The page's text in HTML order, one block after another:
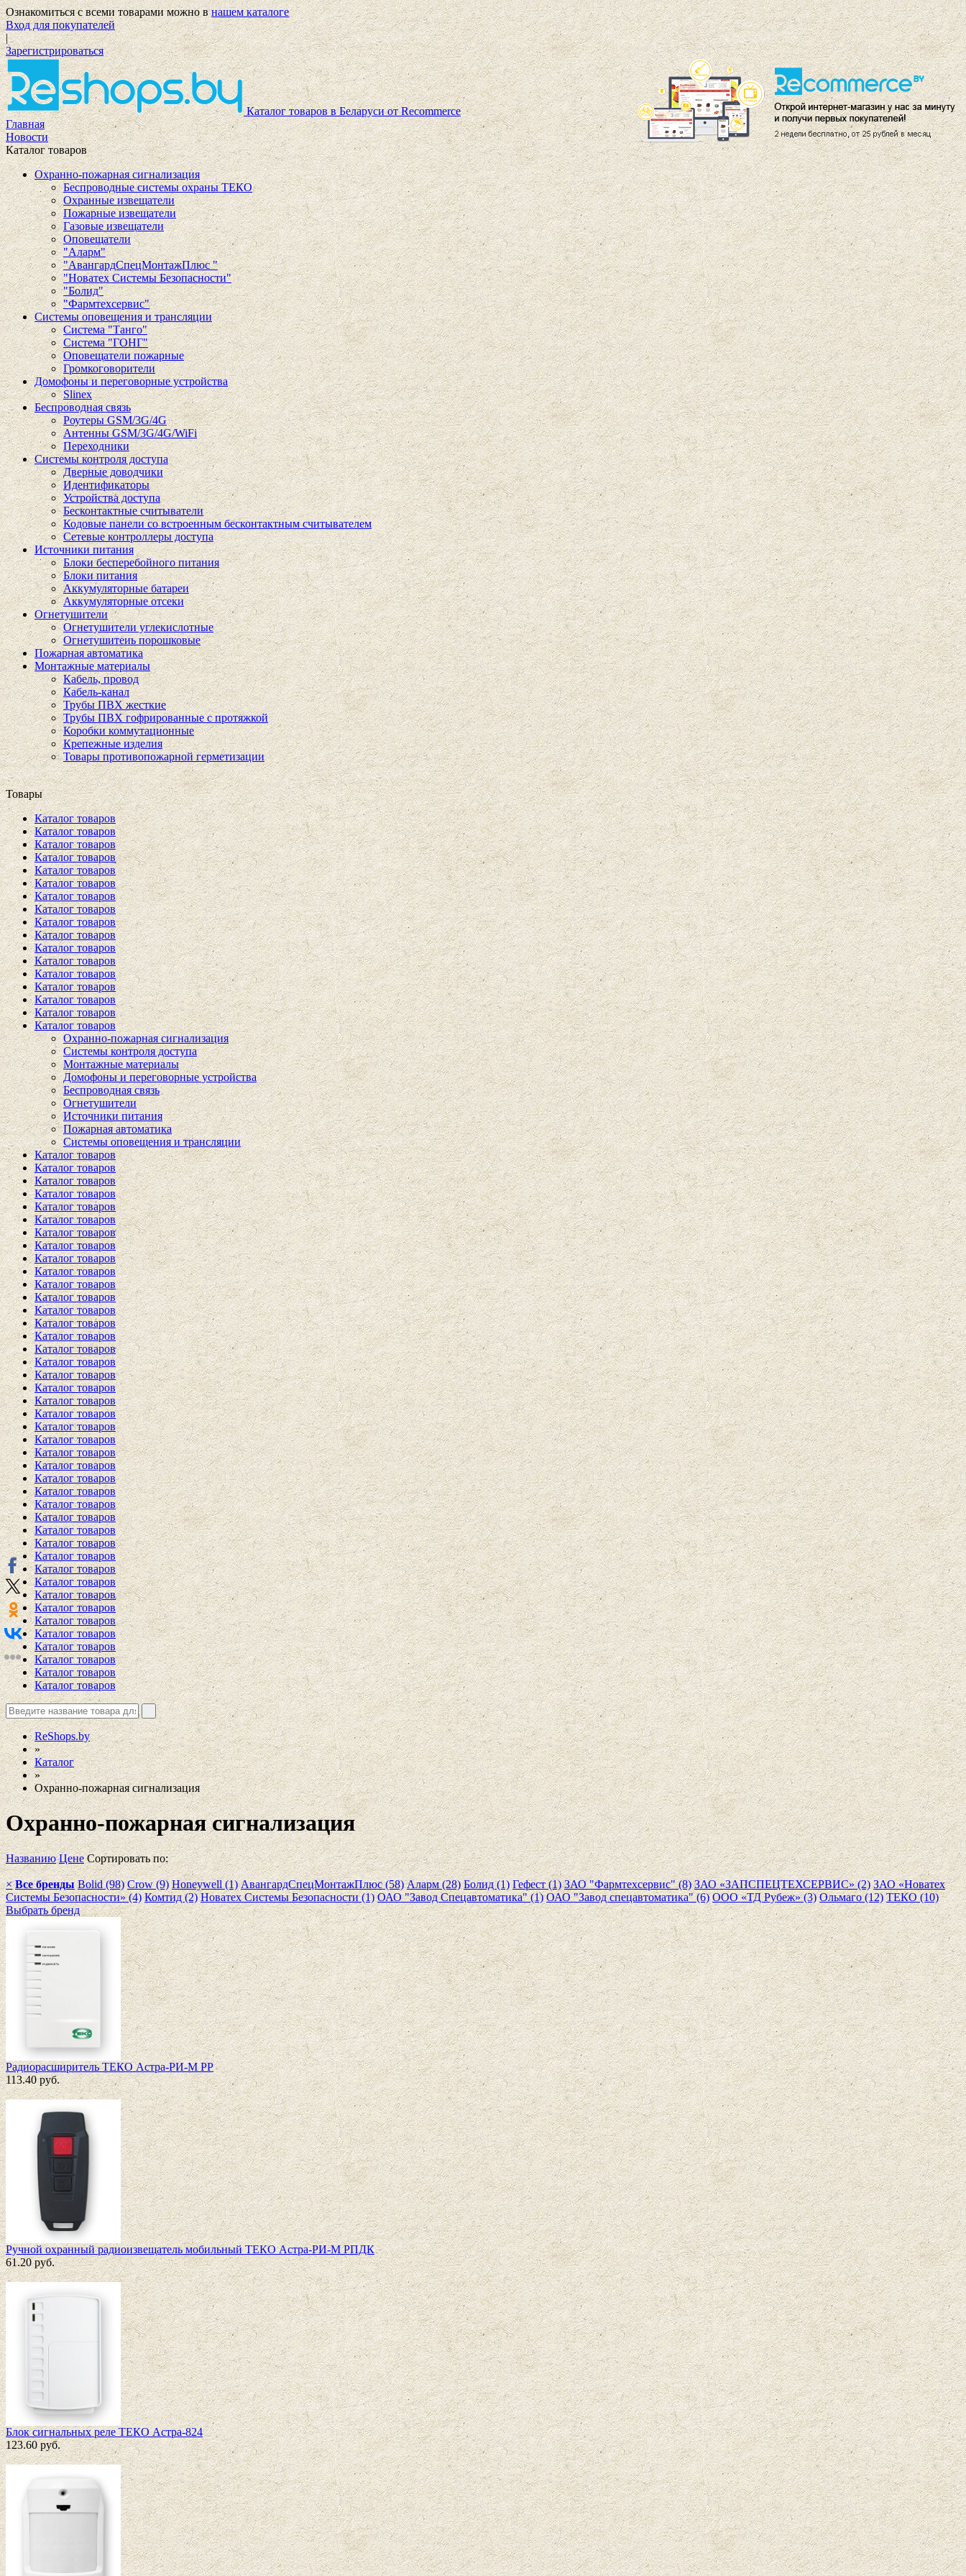
Ознакомиться с всеми товарами можно внашем каталоге
Вход для покупателей
|
Зарегистрироваться
Каталог товаров в Беларуси от Recommerce
Главная
Новости
Каталог товаров
Охранно-пожарная сигнализация
Беспроводные системы охраны ТЕКО
Охранные извещатели
Пожарные извещатели
Газовые извещатели
Оповещатели
"Аларм"
"АвангардСпецМонтажПлюс "
"Новатех Системы Безопасности"
"Болид"
"Фармтехсервис"
Системы оповещения и трансляции
Система "Танго"
Система "ГОНГ"
Оповещатели пожарные
Громкоговорители
Домофоны и переговорные устройства
Slinex
Беспроводная связь
Роутеры GSM/3G/4G
Антенны GSM/3G/4G/WiFi
Переходники
Системы контроля доступа
Дверные доводчики
Идентификаторы
Устройства доступа
Бесконтактные считыватели
Кодовые панели со встроенным бесконтактным считывателем
Сетевые контроллеры доступа
Источники питания
Блоки бесперебойного питания
Блоки питания
Аккумуляторные батареи
Аккумуляторные отсеки
Огнетушители
Огнетушители углекислотные
Огнетушитеиь порошковые
Пожарная автоматика
Монтажные материалы
Кабель, провод
Кабель-канал
Трубы ПВХ жесткие
Трубы ПВХ гофрированные с протяжкой
Коробки коммутационные
Крепежные изделия
Товары противопожарной герметизации
Товары
Каталог товаров
Каталог товаров
Каталог товаров
Каталог товаров
Каталог товаров
Каталог товаров
Каталог товаров
Каталог товаров
Каталог товаров
Каталог товаров
Каталог товаров
Каталог товаров
Каталог товаров
Каталог товаров
Каталог товаров
Каталог товаров
Каталог товаров
Охранно-пожарная сигнализация
Системы контроля доступа
Монтажные материалы
Домофоны и переговорные устройства
Беспроводная связь
Огнетушители
Источники питания
Пожарная автоматика
Системы оповещения и трансляции
Каталог товаров
Каталог товаров
Каталог товаров
Каталог товаров
Каталог товаров
Каталог товаров
Каталог товаров
Каталог товаров
Каталог товаров
Каталог товаров
Каталог товаров
Каталог товаров
Каталог товаров
Каталог товаров
Каталог товаров
Каталог товаров
Каталог товаров
Каталог товаров
Каталог товаров
Каталог товаров
Каталог товаров
Каталог товаров
Каталог товаров
Каталог товаров
Каталог товаров
Каталог товаров
Каталог товаров
Каталог товаров
Каталог товаров
Каталог товаров
Каталог товаров
Каталог товаров
Каталог товаров
Каталог товаров
Каталог товаров
Каталог товаров
Каталог товаров
Каталог товаров
Каталог товаров
Каталог товаров
Каталог товаров
Каталог товаров
ReShops.by
»
Каталог
»
Охранно-пожарная сигнализация
Охранно-пожарная сигнализация
Названию Цене Сортировать по:
× Все бренды Bolid (98) Crow (9) Honeywell (1) АвангардСпецМонтажПлюс (58) Аларм (28) Болид (1) Гефест (1) ЗАО "Фармтехсервис" (8) ЗАО «ЗАПСПЕЦТЕХСЕРВИС» (2) ЗАО «Новатех
Системы Безопасности» (4) Комтид (2) Новатех Системы Безопасности (1) ОАО "Завод Спецавтоматика" (1) ОАО "Завод спецавтоматика" (6) ООО «ТД Рубеж» (3) Ольмаго (12) ТЕКО (10)
Выбрать бренд
Радиорасширитель ТЕКО Астра-РИ-М РР
113.40руб.
Ручной охранный радиоизвещатель мобильный ТЕКО Астра-РИ-М РПДК
61.20руб.
Блок сигнальных реле ТЕКО Астра-824
123.60руб.